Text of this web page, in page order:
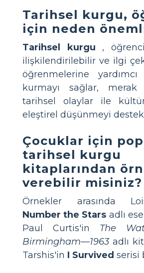
Tarihsel kurgu,
için neden
Tarihsel kurgu ,
ilişkilendirilebilir ve ilgi
öğrenmelerine
kurmayı sağlar, merak
tarihsel olaylar ile
eleştirel düşünmeyi
Çocuklar için
tarihsel kurgu
kitaplarından
verebilir misiniz?
Örnekler arasında
Number the Stars adlı
Paul Curtis'in The
Birmingham—1963adlı
Tarshis'in I Survived serisi